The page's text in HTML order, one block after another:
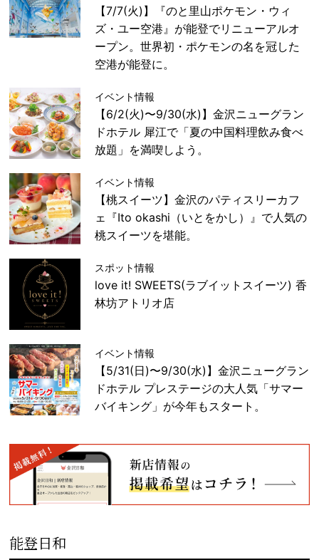
【7/7(火)】『のと里山ポケモン・ウィ
ズ・ユー空港』が能登でリニューアルオ
ープン。世界初・ポケモンの名を冠した
空港が能登に。
イベント情報
【6/2(火)〜9/30(水)】金沢ニューグラン
ドホテル 犀江で「夏の中国料理飲み食べ
放題」を満喫しよう。
イベント情報
【桃スイーツ】金沢のパティスリーカフ
ェ『Ito okashi（いとをかし）』で人気の
桃スイーツを堪能。
スポット情報
love it! SWEETS(ラブイットスイーツ) 香
林坊アトリオ店
イベント情報
【5/31(日)〜9/30(水)】金沢ニューグラン
ドホテル プレステージの大人気「サマー
バイキング」が今年もスタート。
能登日和